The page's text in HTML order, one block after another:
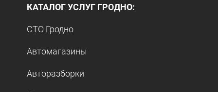
КАТАЛОГ УСЛУГ ГРОДНО:
СТО Гродно
Автомагазины
Авторазборки